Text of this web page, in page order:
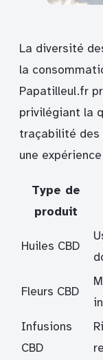
La diversité
la
Papatilleul.fr
privilégiant la
traçabilité des
une
Type de
produit
Huiles CBD
Fleurs CBD
Infusions
CBD